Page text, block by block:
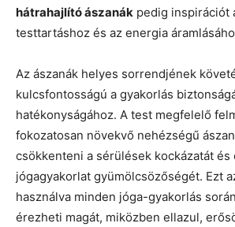
hátrahajlító ászanák pedig inspirációt
testtartáshoz és az energia
Az ászanák helyes sorrendjének
kulcsfontosságú a gyakorlás
hatékonyságához. A test megfelelő
fokozatosan növekvő nehézségű
csökkenteni a sérülések kockázatát és
jógagyakorlat gyümölcsözőségét. Ezt
használva minden jóga-gyakorlás
érezheti magát, miközben ellazul,